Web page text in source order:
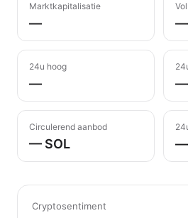
Marktkapitalisatie
— —
24u hoog
— —
Circulerend aanbod
— SOL —
Cryptosentiment